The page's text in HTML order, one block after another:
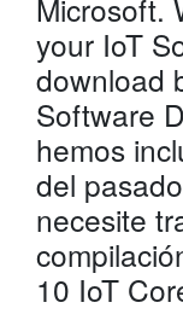
Microsoft.
your IoT
download
Software
hemos
del
necesite
10 IoT